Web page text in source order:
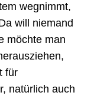
wegnimmt,
will niemand
möchte man
für
natürlich auch